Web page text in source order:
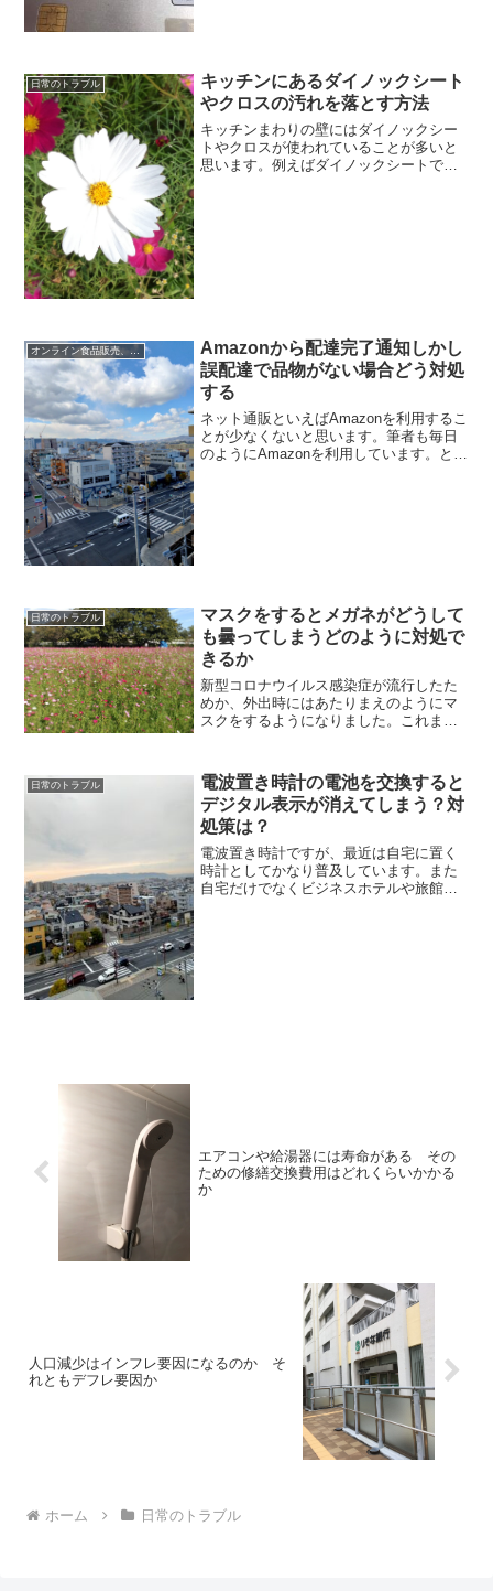
日常のトラブル
キッチンにあるダイノックシート
やクロスの汚れを落とす方法
キッチンまわりの壁にはダイノックシー
トやクロスが使われていることが多いと
思います。例えばダイノックシートです
Amazonから配達完了通知しかし
誤配達で品物がない場合どう対処
する
ネット通販といえばAmazonを利用するこ
とが少なくないと思います。筆者も毎日
のようにAmazonを利用しています。とこ
日常のトラブル
マスクをするとメガネがどうして
も曇ってしまうどのように対処で
きるか
新型コロナウイルス感染症が流行したた
めか、外出時にはあたりまえのようにマ
スクをするようになりました。これまで
て気がついた事柄があります。その１つ
がマスクをするようになって...
日常のトラブル
電波置き時計の電池を交換すると
デジタル表示が消えてしまう？対
処策は？
電波置き時計ですが、最近は自宅に置く
時計としてかなり普及しています。また
自宅だけでなくビジネスホテルや旅館の
エアコンや給湯器には寿命がある その
ための修繕交換費用はどれくらいかかる
か
人口減少はインフレ要因になるのか そ
れともデフレ要因か
ホーム 日常のトラブル